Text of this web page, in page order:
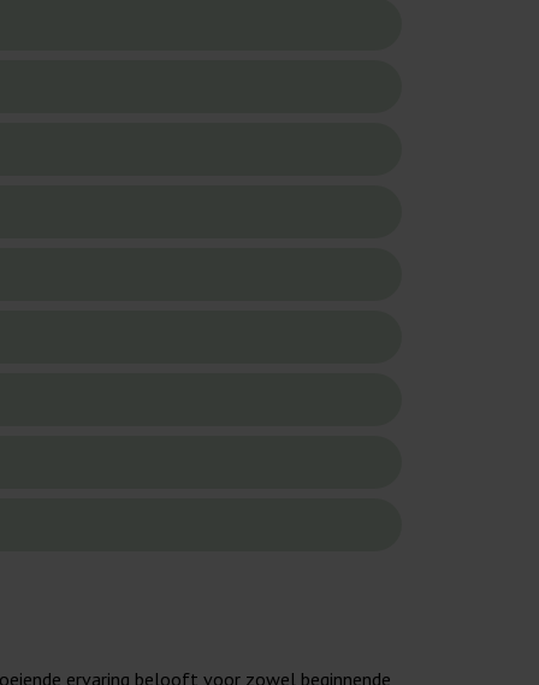
ervaring belooft voor zowel beginnende